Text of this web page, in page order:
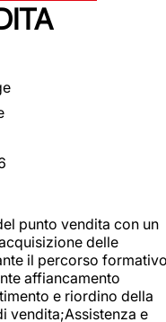
punto vendita con un
delle
il percorso
affiancamento
e riordino della
vendita;Assistenza e